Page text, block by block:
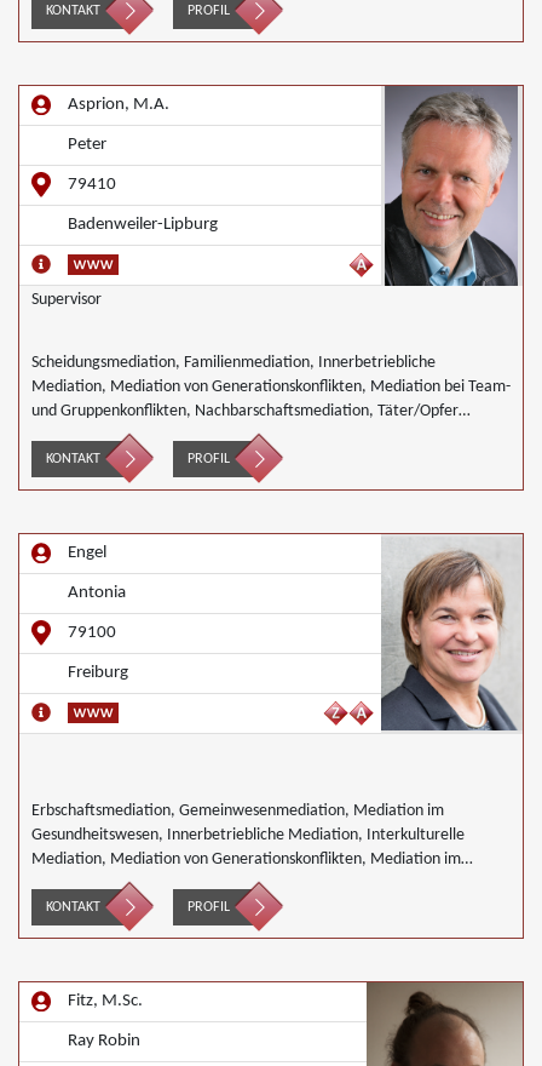
KONTAKT PROFIL
Asprion, M.A.
Peter
79410
Badenweiler-Lipburg
Supervisor
Scheidungsmediation, Familienmediation, Innerbetriebliche
Mediation, Mediation von Generationskonflikten, Mediation bei Team-
und Gruppenkonflikten, Nachbarschaftsmediation, Täter/Opfer
Ausgleich, Wirtschaftsmediation
KONTAKT PROFIL
Engel
Antonia
79100
Freiburg
Erbschaftsmediation, Gemeinwesenmediation, Mediation im
Gesundheitswesen, Innerbetriebliche Mediation, Interkulturelle
Mediation, Mediation von Generationskonflikten, Mediation im
öffentlichen Bereich, Mediation bei Team- und Gruppenkonflikten,
Mediation von Unternehmensnachfolgen, Nachbarschaftsmediation,
Umweltmediation, Landwirtschaft Forstwirtschaft Agrar,
KONTAKT PROFIL
Fitz, M.Sc.
Ray Robin